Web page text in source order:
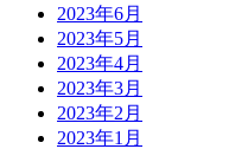
2023年6月
2023年5月
2023年4月
2023年3月
2023年2月
2023年1月